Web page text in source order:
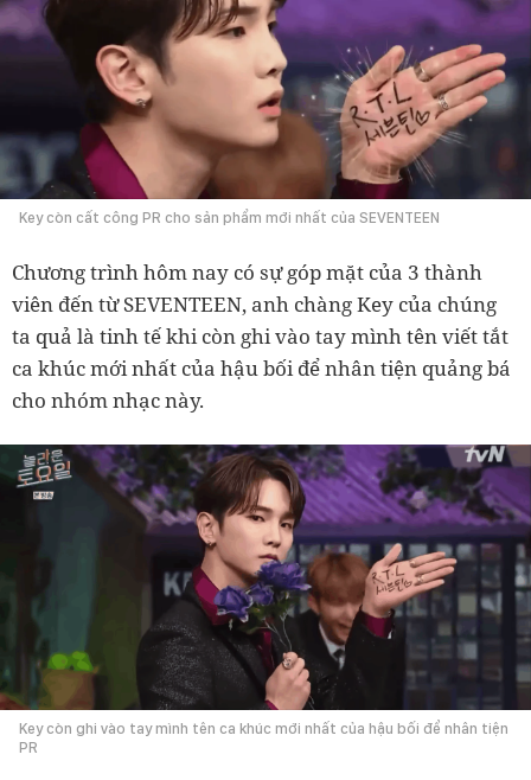
Key còn cất công PR cho sản phẩm mới nhất của SEVENTEEN
Chương trình hôm nay có sự góp mặt của 3 thành
viên đến từ SEVENTEEN, anh chàng Key của chúng
ta quả là tinh tế khi còn ghi vào tay mình tên viết tắt
ca khúc mới nhất của hậu bối để nhân tiện quảng bá
cho nhóm nhạc này.
Key còn ghi vào tay mình tên ca khúc mới nhất của hậu bối để nhân tiện
PR